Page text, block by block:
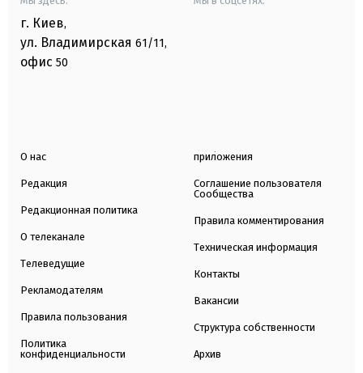
г. Киев,
ул. Владимирская 61/11,
офис 50
О нас
Редакция
Редакционная политика
О телеканале
Телеведущие
Рекламодателям
Правила пользования
Политика
конфиденциальности
приложения
Соглашение пользователя
Сообщества
Правила комментирования
Техническая информация
Контакты
Вакансии
Структура собственности
Архив